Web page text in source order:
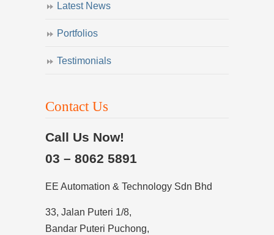
Latest News
Portfolios
Testimonials
Contact Us
Call Us Now!
03 – 8062 5891
EE Automation & Technology Sdn Bhd
33, Jalan Puteri 1/8,
Bandar Puteri Puchong,